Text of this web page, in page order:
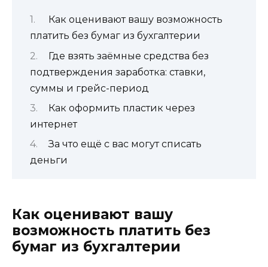
Как оценивают вашу возможность
платить без бумаг из бухгалтерии
Где взять заёмные средства без
подтверждения заработка: ставки,
суммы и грейс-период
Как оформить пластик через
интернет
За что ещё с вас могут списать
деньги
Как оценивают вашу
возможность платить без
бумаг из бухгалтерии